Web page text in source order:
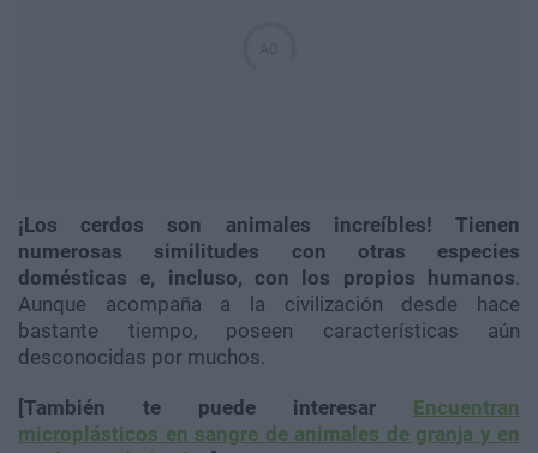
¡Los cerdos son animales increíbles! Tienen
numerosas similitudes con otras especies
domésticas e, incluso, con los propios humanos.
Aunque acompaña a la civilización desde hace
bastante tiempo, poseen características aún
desconocidas por muchos.
[También te puede interesar Encuentran
microplásticos en sangre de animales de granja y en